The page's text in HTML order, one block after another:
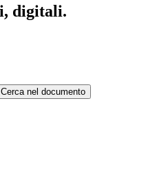
digitali.
Cerca nel documento